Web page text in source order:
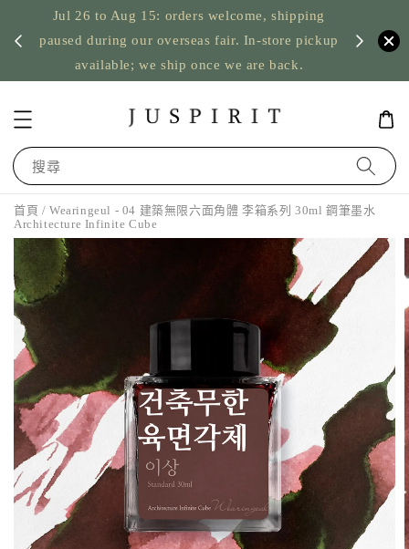
Jul 26 to Aug 15: orders welcome, shipping
paused during our overseas fair. In-store pickup
available; we ship once we are back.
US
搜尋
首頁 / Wearingeul - 04 建築無限六面角體 李箱系列 30ml 鋼筆墨水
Architecture Infinite Cube